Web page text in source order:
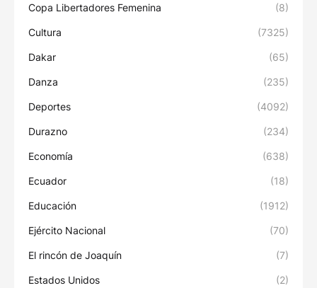
Copa Libertadores Femenina (8)
Cultura (7325)
Dakar (65)
Danza (235)
Deportes (4092)
Durazno (234)
Economía (638)
Ecuador (18)
Educación (1912)
Ejército Nacional (70)
El rincón de Joaquín (7)
Estados Unidos (2)